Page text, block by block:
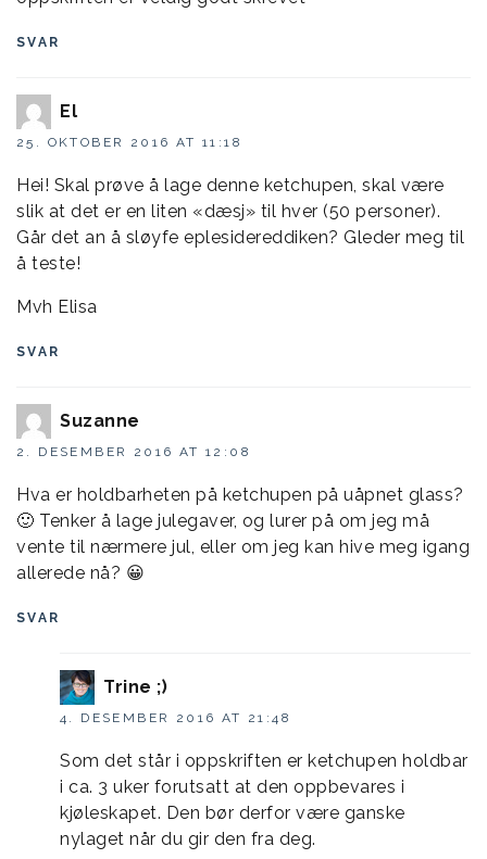
SVAR
El
25. OKTOBER 2016 AT 11:18
Hei! Skal prøve å lage denne ketchupen, skal være
slik at det er en liten «dæsj» til hver (50 personer).
Går det an å sløyfe eplesidereddiken? Gleder meg til
å teste!
Mvh Elisa
SVAR
Suzanne
2. DESEMBER 2016 AT 12:08
Hva er holdbarheten på ketchupen på uåpnet glass?
🙂 Tenker å lage julegaver, og lurer på om jeg må
vente til nærmere jul, eller om jeg kan hive meg igang
allerede nå? 😀
SVAR
Trine ;)
4. DESEMBER 2016 AT 21:48
Som det står i oppskriften er ketchupen holdbar
i ca. 3 uker forutsatt at den oppbevares i
kjøleskapet. Den bør derfor være ganske
nylaget når du gir den fra deg.